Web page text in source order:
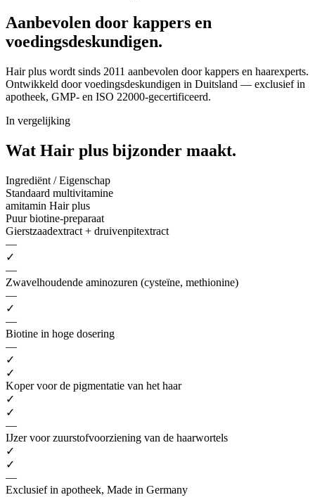
Aanbevolen door kappers en
voedingsdeskundigen.
Hair plus wordt sinds 2011 aanbevolen door kappers en haarexperts.
Ontwikkeld door voedingsdeskundigen in Duitsland — exclusief in
apotheek, GMP- en ISO 22000-gecertificeerd.
In vergelijking
Wat Hair plus bijzonder maakt.
Ingrediënt / Eigenschap
Standaard multivitamine
amitamin Hair plus
Puur biotine-preparaat
Gierstzaadextract + druivenpitextract
—
✓
—
Zwavelhoudende aminozuren (cysteïne, methionine)
—
✓
—
Biotine in hoge dosering
—
✓
✓
Koper voor de pigmentatie van het haar
✓
✓
—
IJzer voor zuurstofvoorziening van de haarwortels
✓
✓
—
Exclusief in apotheek, Made in Germany